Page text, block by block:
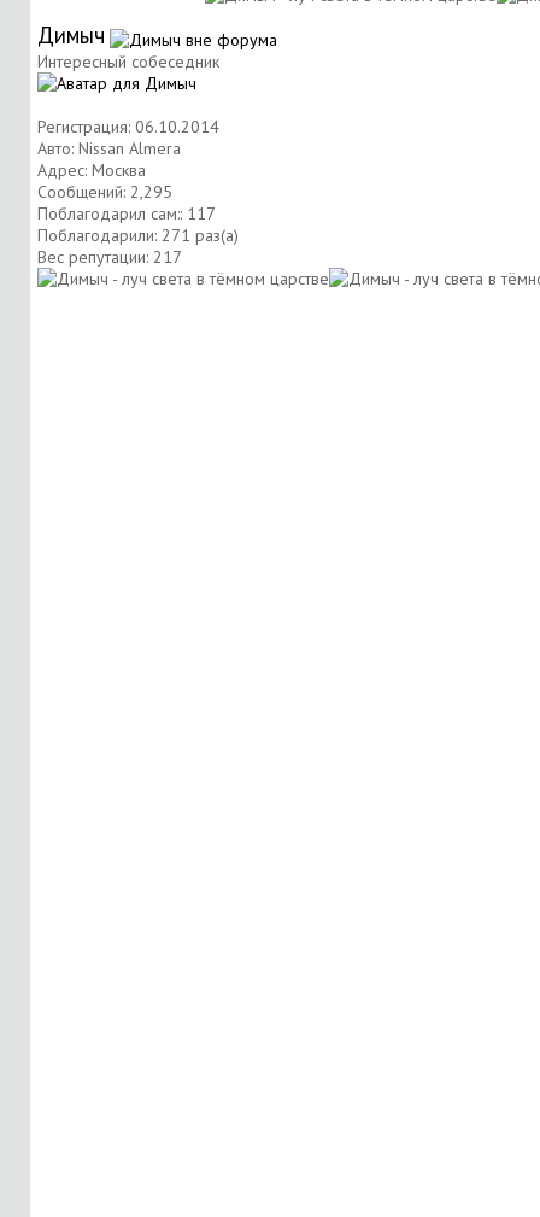
Димыч
Интересный собеседник
Регистрация: 06.10.2014
Авто: Nissan Almera
Адрес: Москва
Сообщений: 2,295
Поблагодарил сам:: 117
Поблагодарили: 271 раз(а)
Вес репутации: 217